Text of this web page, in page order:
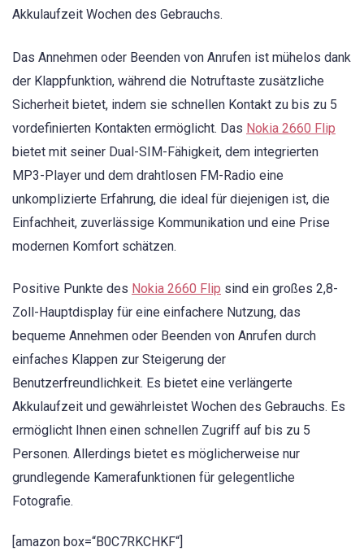
Akkulaufzeit Wochen des Gebrauchs.
Das Annehmen oder Beenden von Anrufen ist mühelos dank
der Klappfunktion, während die Notruftaste zusätzliche
Sicherheit bietet, indem sie schnellen Kontakt zu bis zu 5
vordefinierten Kontakten ermöglicht. Das Nokia 2660 Flip
bietet mit seiner Dual-SIM-Fähigkeit, dem integrierten
MP3-Player und dem drahtlosen FM-Radio eine
unkomplizierte Erfahrung, die ideal für diejenigen ist, die
Einfachheit, zuverlässige Kommunikation und eine Prise
modernen Komfort schätzen.
Positive Punkte des Nokia 2660 Flip sind ein großes 2,8-
Zoll-Hauptdisplay für eine einfachere Nutzung, das
bequeme Annehmen oder Beenden von Anrufen durch
einfaches Klappen zur Steigerung der
Benutzerfreundlichkeit. Es bietet eine verlängerte
Akkulaufzeit und gewährleistet Wochen des Gebrauchs. Es
ermöglicht Ihnen einen schnellen Zugriff auf bis zu 5
Personen. Allerdings bietet es möglicherweise nur
grundlegende Kamerafunktionen für gelegentliche
Fotografie.
[amazon box=“B0C7RKCHKF“]